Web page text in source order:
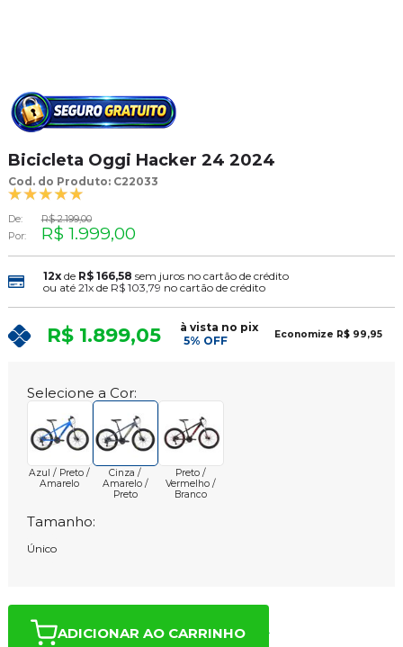
Bicicleta Oggi Hacker 24 2024
Cod. do Produto: C22033
De:
R$ 2.199,00
Por:
R$ 1.999,00
12xde R$ 166,58 sem juros no cartão de crédito
ou até 21xde R$ 103,79 no cartão de crédito
R$ 1.899,05
à vista no pix
5% OFF
Economize R$ 99,95
Selecione a Cor:
Azul / Preto /
Amarelo
Cinza /
Amarelo /
Preto
Preto /
Vermelho /
Branco
Tamanho:
Único
ADICIONAR AO CARRINHO